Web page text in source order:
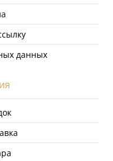
данных